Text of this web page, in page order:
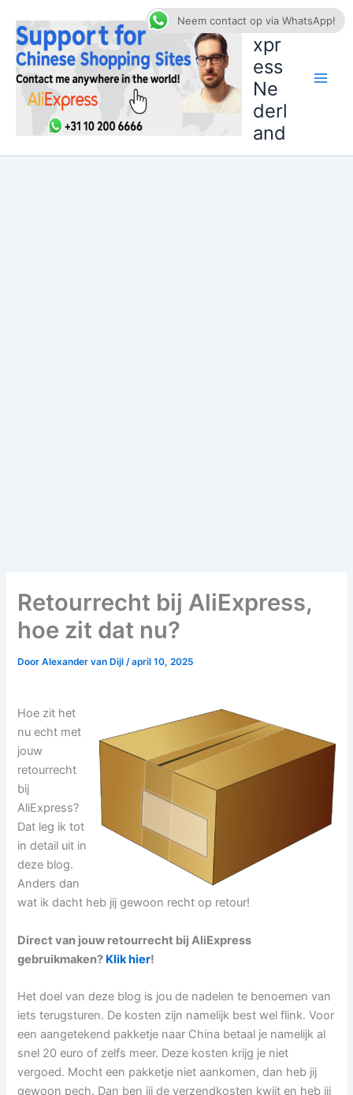
naar
inhoud
AliE
xpr
ess
Ne
derl
and
Retourrecht bij AliExpress,
hoe zit dat nu?
DoorAlexander van Dijl/april 10, 2025
Hoe zit het
nu echt met
jouw
retourrecht
bij
AliExpress?
Dat leg ik tot
in detail uit in
deze blog.
Anders dan
wat ik dacht heb jij gewoon recht op retour!
Direct van jouw retourrecht bij AliExpress
gebruikmaken? Klik hier!
Het doel van deze blog is jou de nadelen te benoemen van
iets terugsturen. De kosten zijn namelijk best wel flink. Voor
een aangetekend pakketje naar China betaal je namelijk al
snel 20 euro of zelfs meer. Deze kosten krijg je niet
vergoed. Mocht een pakketje niet aankomen, dan heb jij
gewoon pech. Dan ben jij de verzendkosten kwijt en heb jij
Neem contact op via WhatsApp!